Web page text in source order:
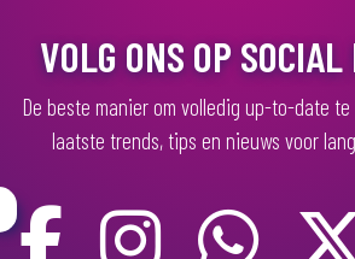
VOLG ONS OP
De beste manier om volledig up-to-date
laatste trends, tips en nieuws voor